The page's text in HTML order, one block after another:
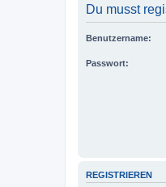
Du musst
Benutzername:
Passwort:
REGISTRIEREN